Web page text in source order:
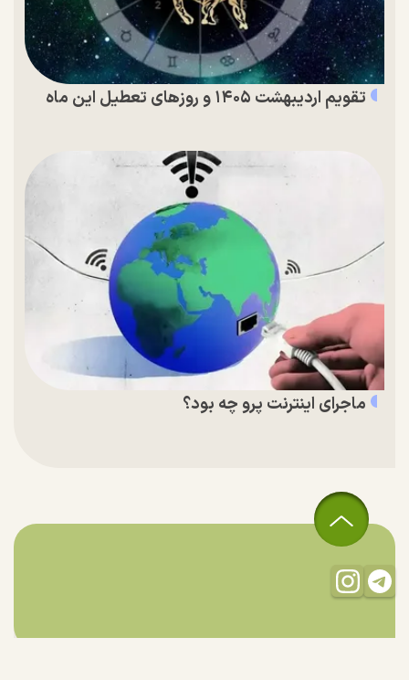
تقویم اردیبهشت ۱۴۰۵ و روز‌های تعطیل این ماه
ماجرای اینترنت پرو چه بود؟